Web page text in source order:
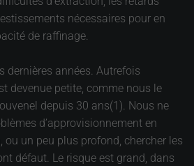
nécessaires pour en
de raffinage.
dernières années. Autrefois
devenue petite, comme nous le
depuis 30 ans(1). Nous ne
d’approvisionnement en
un peu plus profond, chercher les
défaut. Le risque est grand, dans